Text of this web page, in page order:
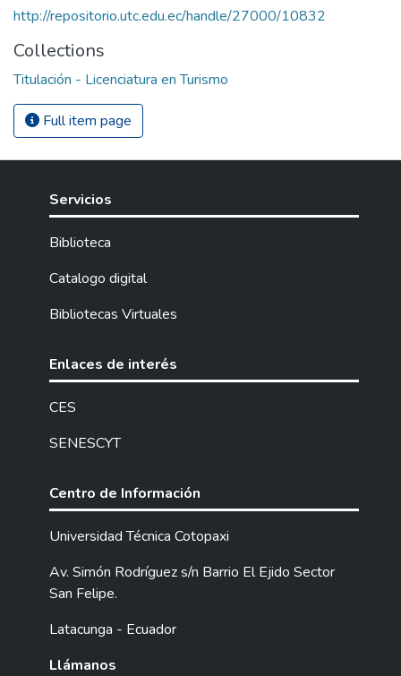
http://repositorio.utc.edu.ec/handle/27000/10832
Collections
Titulación - Licenciatura en Turismo
Full item page
Servicios
Biblioteca
Catalogo digital
Bibliotecas Virtuales
Enlaces de interés
CES
SENESCYT
Centro de Información
Universidad Técnica Cotopaxi
Av. Simón Rodríguez s/n Barrio El Ejido Sector
San Felipe.
Latacunga - Ecuador
Llámanos